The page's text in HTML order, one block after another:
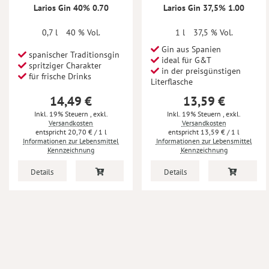
Larios Gin 40% 0.70
0,7 l 40 % Vol.
spanischer Traditionsgin
spritziger Charakter
für frische Drinks
14,49 €
Inkl. 19% Steuern exkl.
Versandkosten
20,70 € / 1 l
Informationen zur Lebensmittel
Kennzeichnung
Details
Larios Gin 37,5% 1.00
1 l
37,5 % Vol.
Gin aus Spanien
ideal für G&T
in der preisgünstigen
Literflasche
13,59 €
Inkl. 19% Steuern
exkl.
Versandkosten
13,59 € / 1 l
Informationen zur Lebensmittel
Kennzeichnung
Details